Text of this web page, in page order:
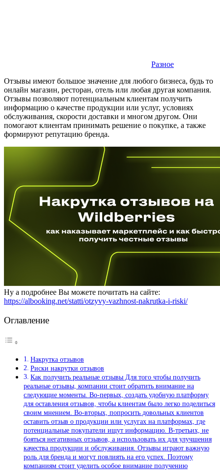
Разное
Отзывы имеют большое значение для любого бизнеса, будь то
онлайн магазин, ресторан, отель или любая другая компания.
Отзывы позволяют потенциальным клиентам получить
информацию о качестве продукции или услуг, условиях
обслуживания, скорости доставки и многом другом. Они
помогают клиентам принимать решение о покупке, а также
формируют репутацию бренда.
Ну а подробнее Вы можете почитать на сайте:
https://albooking.net/statti/otzyvy-vazhnost-nakrutka-i-riski/
Оглавление
Накрутка отзывов
Риски накрутки отзывов
Как получить реальные отзывы Для того чтобы получить
реальные отзывы, компании стоит обратить внимание на
следующие моменты. Во-первых, создать удобную платформу
для оставления отзывов, чтобы клиентам было легко поделиться
своим мнением. Во-вторых, попросить довольных клиентов
оставить отзыв о продукции или услугах на платформах, где
потенциальные покупатели ищут информацию. В-третьих, не
бояться негативных отзывов, а использовать их для улучшения
качества продукции и обслуживания. Отзывы играют важную
роль для бренда и могут повлиять на его успех. Поэтому
компаниям стоит уделить особое внимание получению